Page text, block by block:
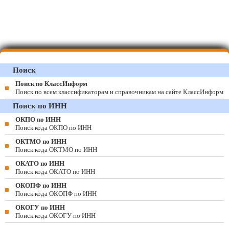
Поиск
Поиск по КлассИнформ
Поиск по всем классификаторам и справочникам на сайте КлассИнформ
Поиск по ИНН
ОКПО по ИНН
Поиск кода ОКПО по ИНН
ОКТМО по ИНН
Поиск кода ОКТМО по ИНН
ОКАТО по ИНН
Поиск кода ОКАТО по ИНН
ОКОПФ по ИНН
Поиск кода ОКОПФ по ИНН
ОКОГУ по ИНН
Поиск кода ОКОГУ по ИНН